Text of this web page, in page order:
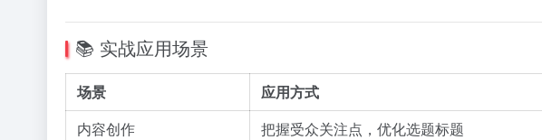
📚 实战应用场景
场景
应用方式
内容创作
把握受众关注点，优化选题标题